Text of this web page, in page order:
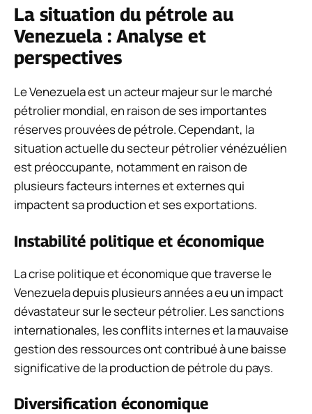
La situation du pétrole au
Venezuela : Analyse et
perspectives
Le Venezuela est un acteur majeur sur le marché
pétrolier mondial, en raison de ses importantes
réserves prouvées de pétrole. Cependant, la
situation actuelle du secteur pétrolier vénézuélien
est préoccupante, notamment en raison de
plusieurs facteurs internes et externes qui
impactent sa production et ses exportations.
Instabilité politique et économique
La crise politique et économique que traverse le
Venezuela depuis plusieurs années a eu un impact
dévastateur sur le secteur pétrolier. Les sanctions
internationales, les conflits internes et la mauvaise
gestion des ressources ont contribué à une baisse
significative de la production de pétrole du pays.
Diversification économique